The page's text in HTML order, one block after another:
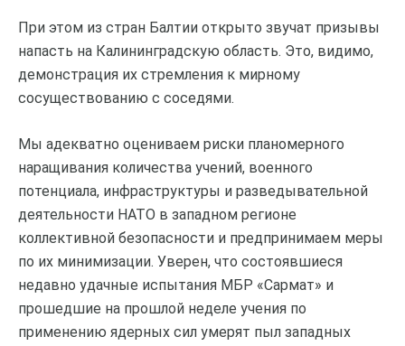
При этом из стран Балтии открыто звучат призывы
напасть на Калининградскую область. Это, видимо,
демонстрация их стремления к мирному
сосуществованию с соседями.
Мы адекватно оцениваем риски планомерного
наращивания количества учений, военного
потенциала, инфраструктуры и разведывательной
деятельности НАТО в западном регионе
коллективной безопасности и предпринимаем меры
по их минимизации. Уверен, что состоявшиеся
недавно удачные испытания МБР «Сармат» и
прошедшие на прошлой неделе учения по
применению ядерных сил умерят пыл западных